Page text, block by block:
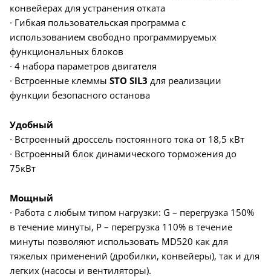
конвейерах для устранения отката
∙ Гибкая пользовательская программа с
использованием свободно программируемых
функциональных блоков
∙ 4 набора параметров двигателя
∙ Встроенные клеммы STO SIL3 для реализации
функции безопасного останова
Удобный
∙ Встроенный дроссель постоянного тока от 18,5 кВт
∙ Встроенный блок динамического торможения до
75кВт
Мощный
∙ Работа с любым типом нагрузки: G – перегрузка 150%
в течение минуты, P – перегрузка 110% в течение
минуты позволяют использовать MD520 как для
тяжелых применений (дробилки, конвейеры), так и для
легких (насосы и вентиляторы).